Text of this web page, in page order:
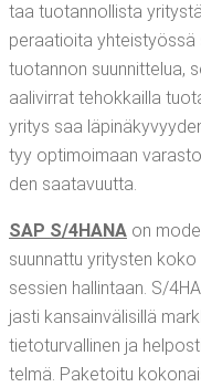
taa tuo­tan­nol­lis­ta
pe­raa­tioi­ta yhteis­työs­sä
tuo­tan­non suun­nit­te­lua,
aa­li­vir­rat tehok­kail­la
yri­tys saa
tyy opti­moi­maan
den saatavuutta.
SAP S/4HANA on
suun­nat­tu yri­tys­ten
ses­sien hal­lin­taan. S/
jas­ti kan­sain­vä­li­sil­lä
tie­to­tur­val­li­nen ja
tel­mä. Pake­toi­tu